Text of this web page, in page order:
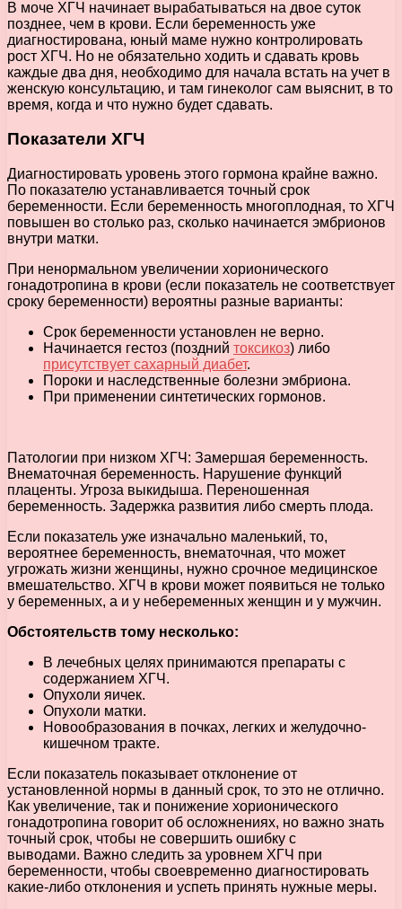
В моче ХГЧ начинает вырабатываться на двое суток
позднее, чем в крови. Если беременность уже
диагностирована, юный маме нужно контролировать
рост ХГЧ. Но не обязательно ходить и сдавать кровь
каждые два дня, необходимо для начала встать на учет в
женскую консультацию, и там гинеколог сам выяснит, в то
время, когда и что нужно будет сдавать.
Показатели ХГЧ
Диагностировать уровень этого гормона крайне важно.
По показателю устанавливается точный срок
беременности. Если беременность многоплодная, то ХГЧ
повышен во столько раз, сколько начинается эмбрионов
внутри матки.
При ненормальном увеличении хорионического
гонадотропина в крови (если показатель не соответствует
сроку беременности) вероятны разные варианты:
Срок беременности установлен не верно.
Начинается гестоз (поздний токсикоз) либо
присутствует сахарный диабет.
Пороки и наследственные болезни эмбриона.
При применении синтетических гормонов.
Патологии при низком ХГЧ: Замершая беременность.
Внематочная беременность. Нарушение функций
плаценты. Угроза выкидыша. Переношенная
беременность. Задержка развития либо смерть плода.
Если показатель уже изначально маленький, то,
вероятнее беременность, внематочная, что может
угрожать жизни женщины, нужно срочное медицинское
вмешательство. ХГЧ в крови может появиться не только
у беременных, а и у небеременных женщин и у мужчин.
Обстоятельств тому несколько:
В лечебных целях принимаются препараты с
содержанием ХГЧ.
Опухоли яичек.
Опухоли матки.
Новообразования в почках, легких и желудочно-
кишечном тракте.
Если показатель показывает отклонение от
установленной нормы в данный срок, то это не отлично.
Как увеличение, так и понижение хорионического
гонадотропина говорит об осложнениях, но важно знать
точный срок, чтобы не совершить ошибку с
выводами. Важно следить за уровнем ХГЧ при
беременности, чтобы своевременно диагностировать
какие-либо отклонения и успеть принять нужные меры.